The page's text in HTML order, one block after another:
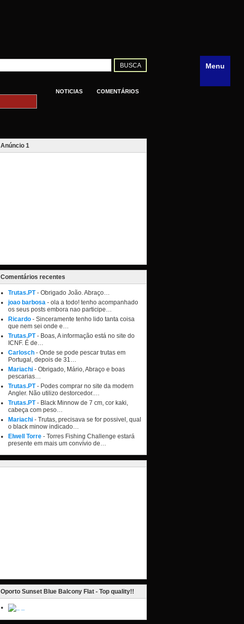
NOTICIAS
COMENTÁRIOS
Anúncio 1
Comentários recentes
Trutas.PT- Obrigado João. Abraço…
joao barbosa - ola a todo! tenho acompanhado
os seus posts embora nao participe…
Ricardo - Sinceramente tenho lido tanta coisa
que nem sei onde e…
Trutas.PT- Boas, A informação está no site do
ICNF. É de…
Carlosch - Onde se pode pescar trutas em
Portugal, depois de 31…
Mariachi - Obrigado, Mário, Abraço e boas
pescarias…
Trutas.PT- Podes comprar no site da modern
Angler. Não utilizo destorcedor.…
Trutas.PT- Black Minnow de 7 cm, cor kaki,
cabeça com peso…
Mariachi - Trutas, precisava se for possivel, qual
o black minow indicado…
Elwell Torre - Torres Fishing Challenge estará
presente em mais um convívio de…
Oporto Sunset Blue Balcony Flat - Top quality!!
Menu